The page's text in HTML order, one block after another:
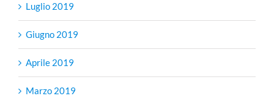
Luglio 2019
Giugno 2019
Aprile 2019
Marzo 2019